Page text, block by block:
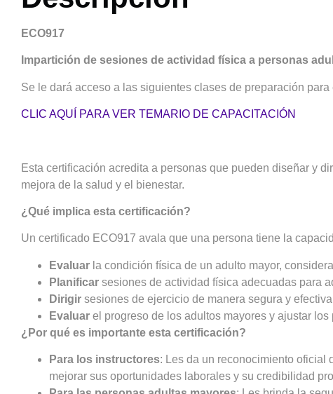
ECO917
Impartición de sesiones de actividad física a personas
Se le dará acceso a las siguientes clases de preparación
CLIC AQUÍ PARA VER TEMARIO DE CAPACITACIÓN
Esta certificación acredita a personas que pueden diseñar y
mejora de la salud y el bienestar.
¿Qué implica esta certificación?
Un certificado ECO917 avala que una persona tiene la
Evaluar la condición física de un adulto mayor,
Planificar sesiones de actividad física adecuadas para
Dirigir sesiones de ejercicio de manera segura y
Evaluar el progreso de los adultos mayores y ajustar
¿Por qué es importante esta certificación?
Para los instructores: Les da un reconocimiento oficial
mejorar sus oportunidades laborales y su credibilidad